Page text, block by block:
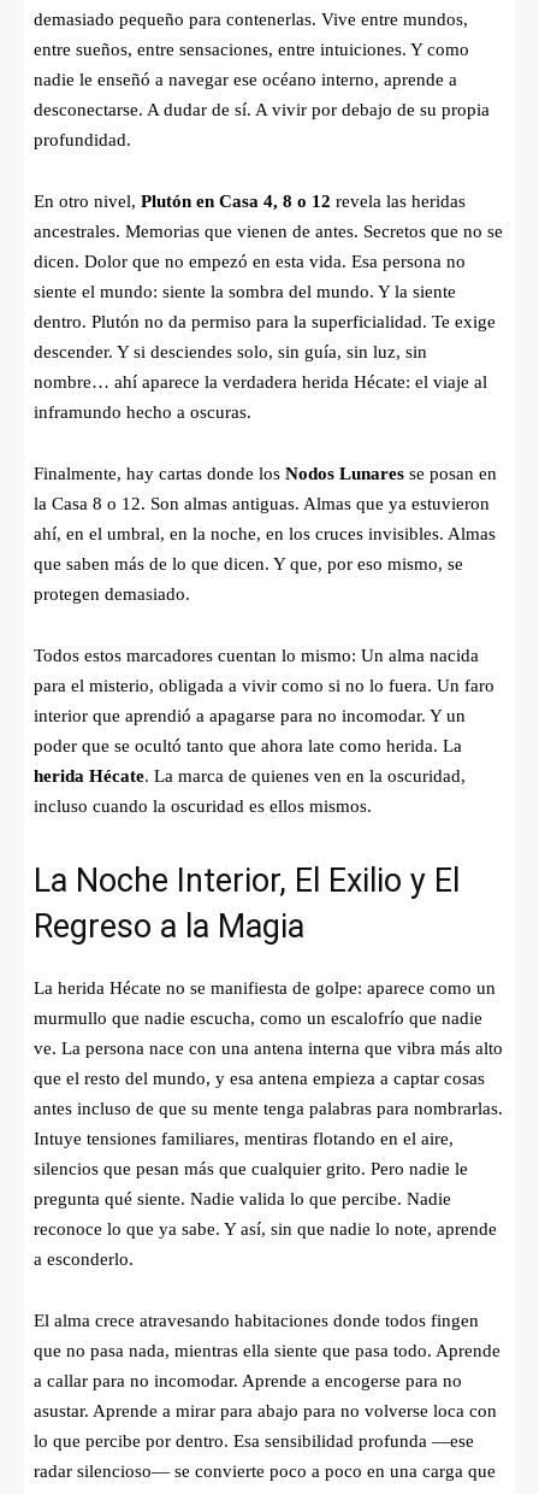
demasiado pequeño para contenerlas. Vive entre mundos,
entre sueños, entre sensaciones, entre intuiciones. Y como
nadie le enseñó a navegar ese océano interno, aprende a
desconectarse. A dudar de sí. A vivir por debajo de su propia
profundidad.
En otro nivel, Plutón en Casa 4, 8 o 12 revela las heridas
ancestrales. Memorias que vienen de antes. Secretos que no se
dicen. Dolor que no empezó en esta vida. Esa persona no
siente el mundo: siente la sombra del mundo. Y la siente
dentro. Plutón no da permiso para la superficialidad. Te exige
descender. Y si desciendes solo, sin guía, sin luz, sin
nombre… ahí aparece la verdadera herida Hécate: el viaje al
inframundo hecho a oscuras.
Finalmente, hay cartas donde los Nodos Lunares se posan en
la Casa 8 o 12. Son almas antiguas. Almas que ya estuvieron
ahí, en el umbral, en la noche, en los cruces invisibles. Almas
que saben más de lo que dicen. Y que, por eso mismo, se
protegen demasiado.
Todos estos marcadores cuentan lo mismo: Un alma nacida
para el misterio, obligada a vivir como si no lo fuera. Un faro
interior que aprendió a apagarse para no incomodar. Y un
poder que se ocultó tanto que ahora late como herida. La
herida Hécate. La marca de quienes ven en la oscuridad,
incluso cuando la oscuridad es ellos mismos.
La Noche Interior, El Exilio y El
Regreso a la Magia
La herida Hécate no se manifiesta de golpe: aparece como un
murmullo que nadie escucha, como un escalofrío que nadie
ve. La persona nace con una antena interna que vibra más alto
que el resto del mundo, y esa antena empieza a captar cosas
antes incluso de que su mente tenga palabras para nombrarlas.
Intuye tensiones familiares, mentiras flotando en el aire,
silencios que pesan más que cualquier grito. Pero nadie le
pregunta qué siente. Nadie valida lo que percibe. Nadie
reconoce lo que ya sabe. Y así, sin que nadie lo note, aprende
a esconderlo.
El alma crece atravesando habitaciones donde todos fingen
que no pasa nada, mientras ella siente que pasa todo. Aprende
a callar para no incomodar. Aprende a encogerse para no
asustar. Aprende a mirar para abajo para no volverse loca con
lo que percibe por dentro. Esa sensibilidad profunda —ese
radar silencioso— se convierte poco a poco en una carga que